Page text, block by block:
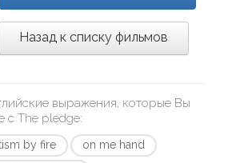
Назад к списку фильмов
выражения, которые Вы
с The pledge:
by fire
on me hand